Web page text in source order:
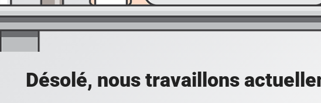
Désolé, nous travaillons